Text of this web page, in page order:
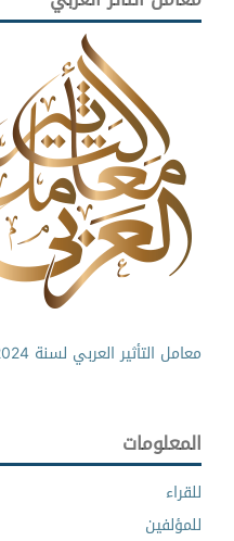
معامل التأثير العربي لسنة 2024
المعلومات
للقراء
للمؤلفين